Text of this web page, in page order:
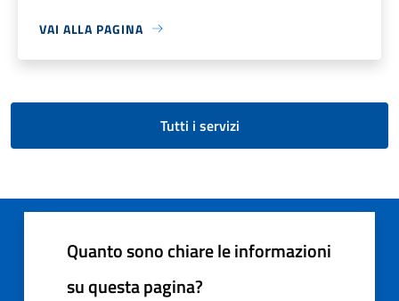
VAI ALLA PAGINA
Tutti i servizi
Quanto sono chiare le informazioni
su questa pagina?